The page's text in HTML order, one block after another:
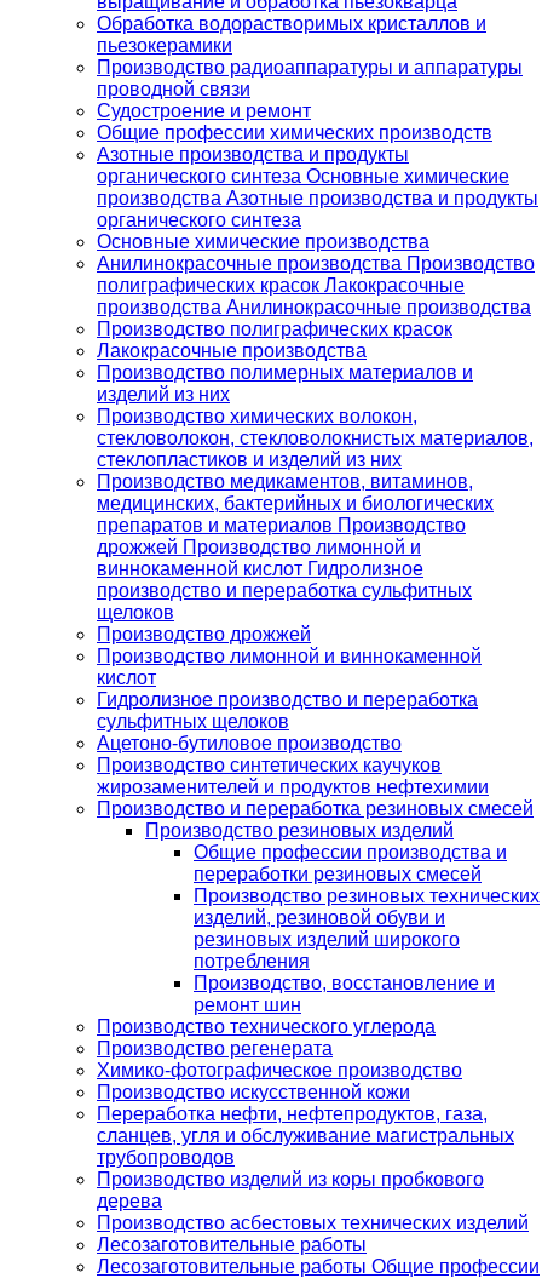
Обработка водорастворимых кристаллов и
пьезокерамики
Производство радиоаппаратуры и аппаратуры
проводной связи
Судостроение и ремонт
Общие профессии химических производств
Азотные производства и продукты
органического синтеза Основные химические
производства Азотные производства и продукты
органического синтеза
Основные химические производства
Анилинокрасочные производства Производство
полиграфических красок Лакокрасочные
производства Анилинокрасочные производства
Производство полиграфических красок
Лакокрасочные производства
Производство полимерных материалов и
изделий из них
Производство химических волокон,
стекловолокон, стекловолокнистых материалов,
стеклопластиков и изделий из них
Производство медикаментов, витаминов,
медицинских, бактерийных и биологических
препаратов и материалов Производство
дрожжей Производство лимонной и
виннокаменной кислот Гидролизное
производство и переработка сульфитных
щелоков
Производство дрожжей
Производство лимонной и виннокаменной
кислот
Гидролизное производство и переработка
сульфитных щелоков
Ацетоно-бутиловое производство
Производство синтетических каучуков
жирозаменителей и продуктов нефтехимии
Производство и переработка резиновых смесей
Производство резиновых изделий
Общие профессии производства и
переработки резиновых смесей
Производство резиновых технических
изделий, резиновой обуви и
резиновых изделий широкого
потребления
Производство, восстановление и
ремонт шин
Производство технического углерода
Производство регенерата
Химико-фотографическое производство
Производство искусственной кожи
Переработка нефти, нефтепродуктов, газа,
сланцев, угля и обслуживание магистральных
трубопроводов
Производство изделий из коры пробкового
дерева
Производство асбестовых технических изделий
Лесозаготовительные работы
Лесозаготовительные работы Общие профессии